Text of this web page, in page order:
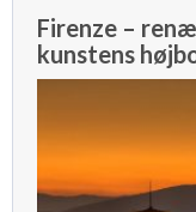
Firenze –
kunstens